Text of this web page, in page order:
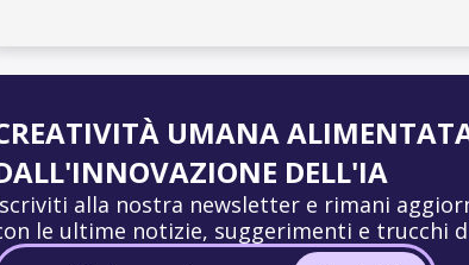
UMANA
DELL'IA
alla nostra newsletter e rimani
le ultime notizie, suggerimenti e trucchi